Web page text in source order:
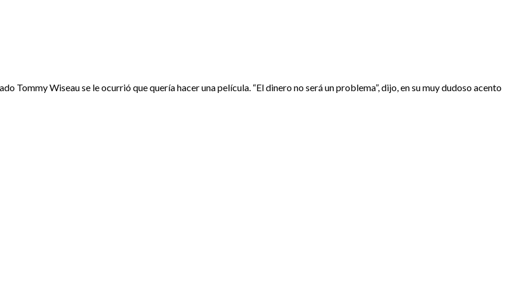
Tommy Wiseau se le ocurrió que quería hacer una película. “El dinero no será un problema”, dijo, en su muy dudoso acento